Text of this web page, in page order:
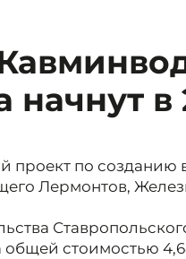
начнут в
проект по созданию
Лермонтов,
стоимостью